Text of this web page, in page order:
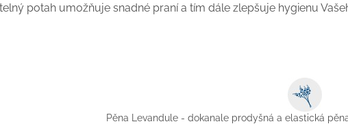
potah umožňuje snadné praní a tím dále zlepšuje hygienu
Pěna Levandule - dokanale prodyšná a elastická